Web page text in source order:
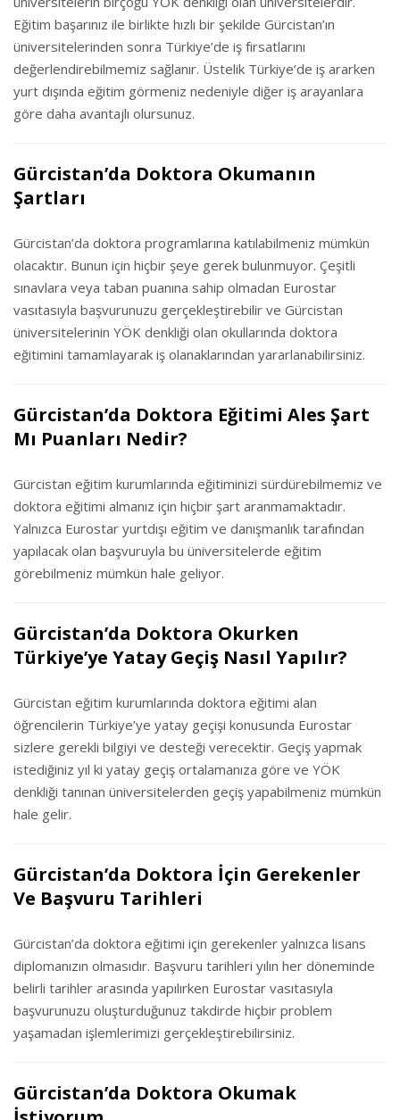
Eğitim başarınız ile birlikte hızlı bir şekilde Gürcistan’ın
üniversitelerinden sonra Türkiye’de iş fırsatlarını
değerlendirebilmemiz sağlanır. Üstelik Türkiye’de iş ararken
yurt dışında eğitim görmeniz nedeniyle diğer iş arayanlara
göre daha avantajlı olursunuz.
Gürcistan’da Doktora Okumanın
Şartları
Gürcistan’da doktora programlarına katılabilmeniz mümkün
olacaktır. Bunun için hiçbir şeye gerek bulunmuyor. Çeşitli
sınavlara veya taban puanına sahip olmadan Eurostar
vasıtasıyla başvurunuzu gerçekleştirebilir ve Gürcistan
üniversitelerinin YÖK denkliği olan okullarında doktora
eğitimini tamamlayarak iş olanaklarından yararlanabilirsiniz.
Gürcistan’da Doktora Eğitimi Ales Şart
Mı Puanları Nedir?
Gürcistan eğitim kurumlarında eğitiminizi sürdürebilmemiz ve
doktora eğitimi almanız için hiçbir şart aranmamaktadır.
Yalnızca Eurostar yurtdışı eğitim ve danışmanlık tarafından
yapılacak olan başvuruyla bu üniversitelerde eğitim
görebilmeniz mümkün hale geliyor.
Gürcistan’da Doktora Okurken
Türkiye’ye Yatay Geçiş Nasıl Yapılır?
Gürcistan eğitim kurumlarında doktora eğitimi alan
öğrencilerin Türkiye’ye yatay geçişi konusunda Eurostar
sizlere gerekli bilgiyi ve desteği verecektir. Geçiş yapmak
istediğiniz yıl ki yatay geçiş ortalamanıza göre ve YÖK
denkliği tanınan üniversitelerden geçiş yapabilmeniz mümkün
hale gelir.
Gürcistan’da Doktora İçin Gerekenler
Ve Başvuru Tarihleri
Gürcistan’da doktora eğitimi için gerekenler yalnızca lisans
diplomanızın olmasıdır. Başvuru tarihleri yılın her döneminde
belirli tarihler arasında yapılırken Eurostar vasıtasıyla
başvurunuzu oluşturduğunuz takdirde hiçbir problem
yaşamadan işlemlerimizi gerçekleştirebilirsiniz.
Gürcistan’da Doktora Okumak